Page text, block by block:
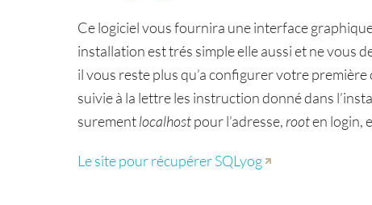
Ce logiciel vous fournira une interface
installation est trés simple elle aussi et ne vous
il vous reste plus qu’a configurer votre
suivie à la lettre les instruction donné dans
surementlocalhostpour l’adresse, rooten login,
Le site pour récupérer SQLyog